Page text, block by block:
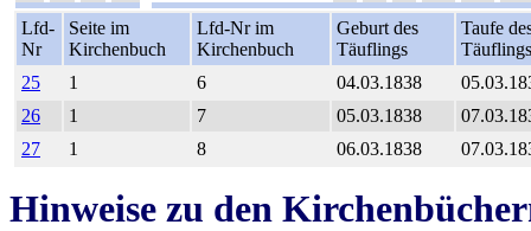
Lfd-
Nr
Seite im
Kirchenbuch
Lfd-Nr im
Kirchenbuch
Geburt des
Täuflings
Taufe
Täuflings
25
1 6 04.03.1838
26
1 7 05.03.1838
27
1 8 06.03.1838
Hinweise zu den